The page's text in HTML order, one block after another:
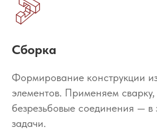
Сборка
Формирование конструкции
элементов. Применяем
безрезьбовые соединения — в
задачи.